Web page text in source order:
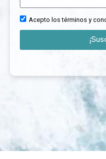
Acepto los términos y